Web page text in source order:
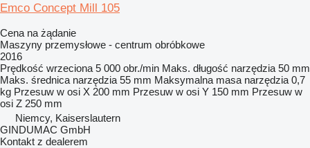
Emco Concept Mill 105
Cena na żądanie
Maszyny przemysłowe - centrum obróbkowe
2016
Prędkość wrzeciona 5 000 obr./min Maks. długość narzędzia 50 mm
Maks. średnica narzędzia 55 mm Maksymalna masa narzędzia 0,7
kg Przesuw w osi X 200 mm Przesuw w osi Y 150 mm Przesuw w
osi Z 250 mm
Niemcy, Kaiserslautern
GINDUMAC GmbH
Kontakt z dealerem